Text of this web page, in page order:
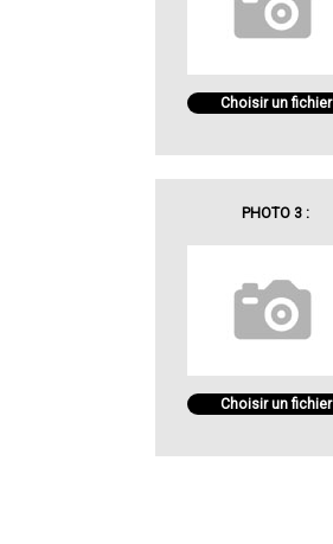
Choisir un fichier
PHOTO 3 :
Choisir un fichier